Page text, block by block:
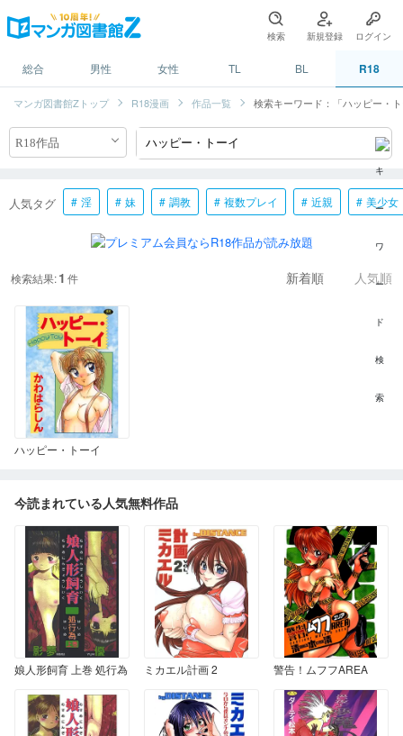
検索 新規登録 ログイン
総合 男性 女性 TL BL R18
マンガ図書館Zトップ R18漫画 作品一覧 検索キーワード：「ハッピー・
人気タグ 淫 妹 調教 複数プレイ 近親 美少女
検索結果:1 件 新着順 人気順
ハッピー・トーイ
今読まれている人気無料作品
娘人形飼育 上巻 処行為 ミカエル計画 2 警告！ムフフAREA